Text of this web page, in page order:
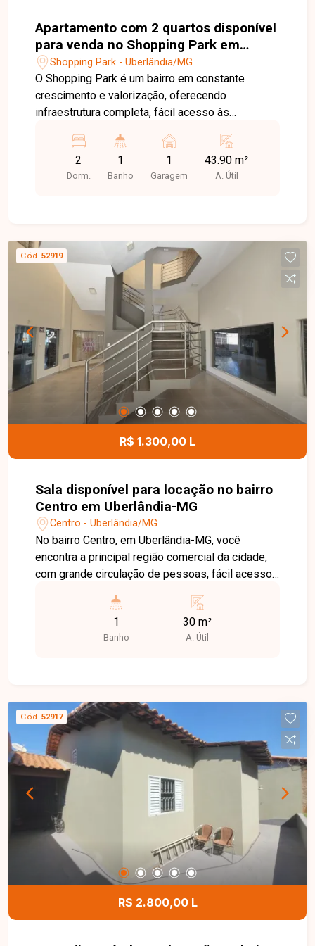
Apartamento com 2 quartos disponível
para venda no Shopping Park em
Uberlândia-MG
Shopping Park - Uberlândia/MG
O Shopping Park é um bairro em constante
crescimento e valorização, oferecendo
infraestrutura completa, fácil acesso às
supermercados, escolas, comércios e diversos
serviços. Uma excelente localização para quem
busca praticidade, conforto e qualidade de vida.
de área privativa, com ambientes bem
distribuídos, excelente iluminação natural e ótimo
aproveitamento dos espaços. O condomínio
conta com portaria, salão de festas, quadra
poliesportiva e áreas de convivência,
proporcionando mais segurança, lazer e
comodidade aos moradores. Entre em contato
com a Delta Imóveis e agende sua visita. Nossa
equipe está pronta para apresentar todos os
detalhes deste imóvel e ajudar você a encontrar a
oportunidade ideal para morar ou investir.
2
Dorm.
1
Banho
1
Garagem
43.90 m²
A. Útil
Cód. 52919
R$ 1.300,00 L
Sala disponível para locação no bairro
Centro em Uberlândia-MG
Centro - Uberlândia/MG
No bairro Centro, em Uberlândia-MG, você
encontra a principal região comercial da cidade,
com grande circulação de pessoas, fácil acesso
bancos, restaurantes, lojas e serviços, tornando-
se um excelente endereço para empresas e
profissionais. Sala comercial disponível para
funcional e bem distribuído, ideal para
escritórios, consultórios e diversos segmentos
profissionais. O edifício conta com portaria,
proporcionando mais segurança e comodidade
para empresários, colaboradores e clientes. Uma
excelente oportunidade para instalar o seu
negócio em uma localização estratégica no
Centro de Uberlândia. Entre em contato e agende
sua visita!
1
Banho
30 m²
A. Útil
Cód. 52917
R$ 2.800,00 L